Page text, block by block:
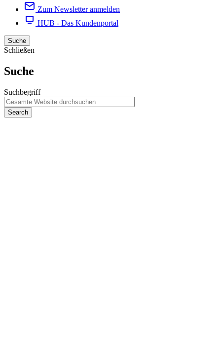
Zum Newsletter anmelden
HUB - Das Kundenportal
Suche
Schließen
Suche
Suchbegriff